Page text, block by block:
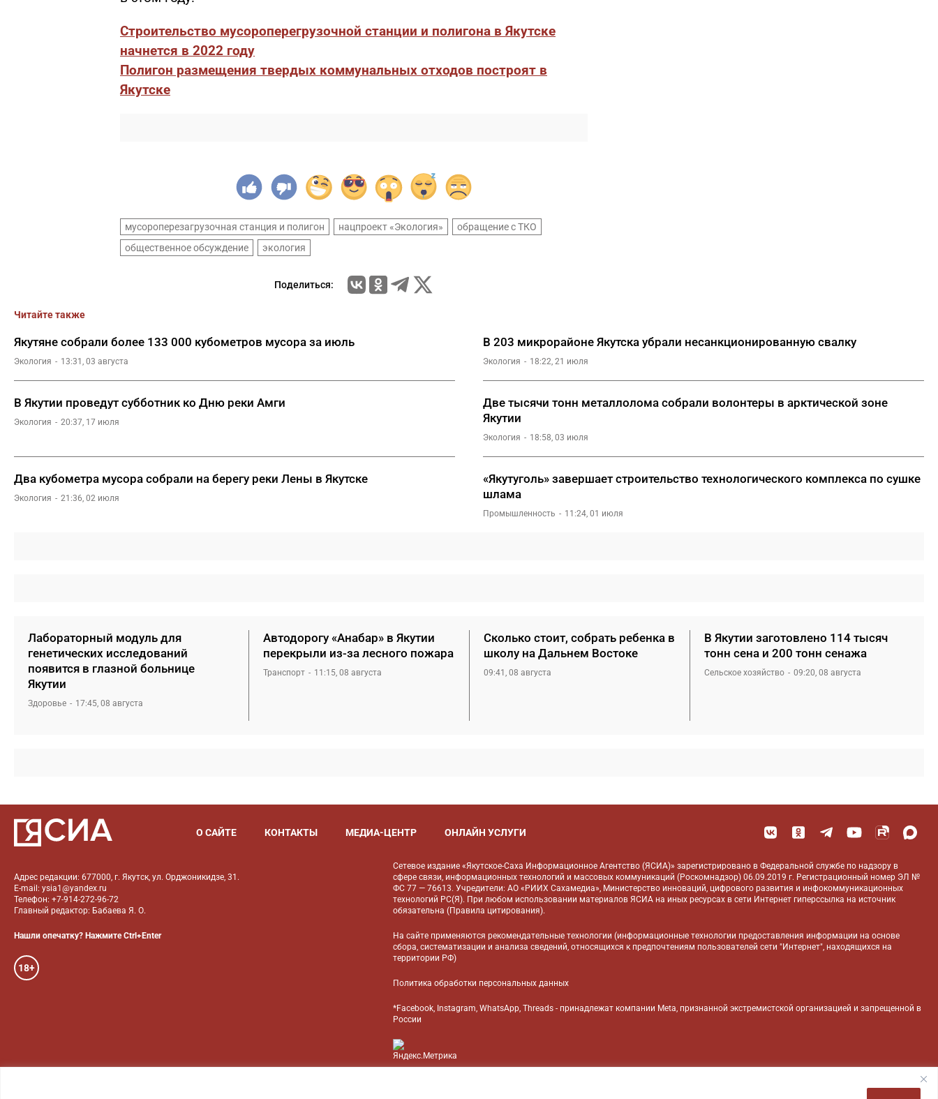
Строительство мусороперегрузочной станции и полигона в Якутске
начнется в 2022 году
Полигон размещения твердых коммунальных отходов построят в
Якутске
мусороперезагрузочная станция и полигон нацпроект «Экология»
обращение с ТКО
общественное обсуждение
экология
Поделиться:
Читайте также
Якутяне собрали более 133 000 кубометров мусора за июль
Экология 13:31, 03 августа
В 203 микрорайоне Якутска убрали несанкционированную свалку
Экология 18:22, 21 июля
В Якутии проведут субботник ко Дню реки Амги
Экология 20:37, 17 июля
Две тысячи тонн металлолома собрали волонтеры в арктической зоне
Якутии
Экология 18:58, 03 июля
Два кубометра мусора собрали на берегу реки Лены в Якутске
Экология 21:36, 02 июля
«Якутуголь» завершает строительство технологического комплекса по сушке
шлама
Промышленность 11:24, 01 июля
Лабораторный модуль для
генетических исследований
появится в глазной больнице
Якутии
Здоровье 17:45, 08 августа
Автодорогу «Анабар» в Якутии
перекрыли из-за лесного пожара
Транспорт 11:15, 08 августа
Сколько стоит, собрать ребенка в
школу на Дальнем Востоке
09:41, 08 августа
В Якутии заготовлено 114 тысяч
тонн сена и 200 тонн сенажа
Сельское хозяйство 09:20, 08 августа
О САЙТЕ КОНТАКТЫ МЕДИА-ЦЕНТР ОНЛАЙН УСЛУГИ
Адрес редакции: 677000, г. Якутск, ул. Орджоникидзе, 31.
E-mail: ysia1@yandex.ru
Телефон: +7-914-272-96-72
Главный редактор: Бабаева Я. О.
Нашли опечатку? Нажмите Ctrl+Enter
18+
Сетевое издание «Якутское-Саха Информационное Агентство (ЯСИА)» зарегистрировано в Федеральной службе по надзору в
сфере связи, информационных технологий и массовых коммуникаций (Роскомнадзор) 06.09.2019 г. Регистрационный номер ЭЛ №
ФС 77 — 76613. Учредители: АО «РИИХ Сахамедиа», Министерство инноваций, цифрового развития и инфокоммуникационных
технологий РС(Я). При любом использовании материалов ЯСИА на иных ресурсах в сети Интернет гиперссылка на источник
обязательна (Правила цитирования).
На сайте применяютсярекомендательные технологии (информационные технологии предоставления информации на основе
сбора, систематизации и анализа сведений, относящихся к предпочтениям пользователей сети "Интернет", находящихся на
территории РФ)
Политика обработки персональных данных
*Facebook, Instagram, WhatsApp, Threads - принадлежат компании Meta, признанной экстремистской организацией и запрещенной в
России